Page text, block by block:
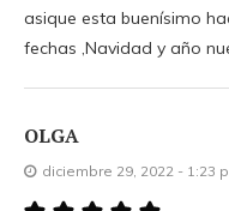
asique esta buenísimo
fechas ,Navidad y año
OLGA
diciembre 29, 2022 - 1:23